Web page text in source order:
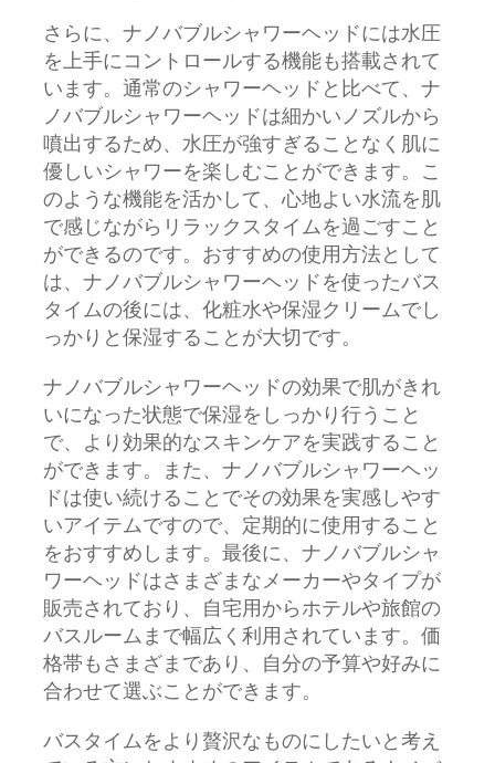
さらに、ナノバブルシャワーヘッドには水圧
を上手にコントロールする機能も搭載されて
います。通常のシャワーヘッドと比べて、ナ
ノバブルシャワーヘッドは細かいノズルから
噴出するため、水圧が強すぎることなく肌に
優しいシャワーを楽しむことができます。こ
のような機能を活かして、心地よい水流を肌
で感じながらリラックスタイムを過ごすこと
ができるのです。おすすめの使用方法として
は、ナノバブルシャワーヘッドを使ったバス
タイムの後には、化粧水や保湿クリームでし
っかりと保湿することが大切です。
ナノバブルシャワーヘッドの効果で肌がきれ
いになった状態で保湿をしっかり行うこと
で、より効果的なスキンケアを実践すること
ができます。また、ナノバブルシャワーヘッ
ドは使い続けることでその効果を実感しやす
いアイテムですので、定期的に使用すること
をおすすめします。最後に、ナノバブルシャ
ワーヘッドはさまざまなメーカーやタイプが
販売されており、自宅用からホテルや旅館の
バスルームまで幅広く利用されています。価
格帯もさまざまであり、自分の予算や好みに
合わせて選ぶことができます。
バスタイムをより贅沢なものにしたいと考え